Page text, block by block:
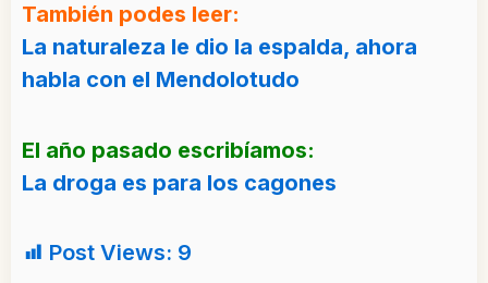
También podes leer:
La naturaleza le dio la espalda, ahora
habla con el Mendolotudo
El año pasado escribíamos:
La droga es para los cagones
Post Views: 9